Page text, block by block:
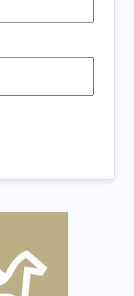
Polski
dla Bohaterów!
bieganiu?
z